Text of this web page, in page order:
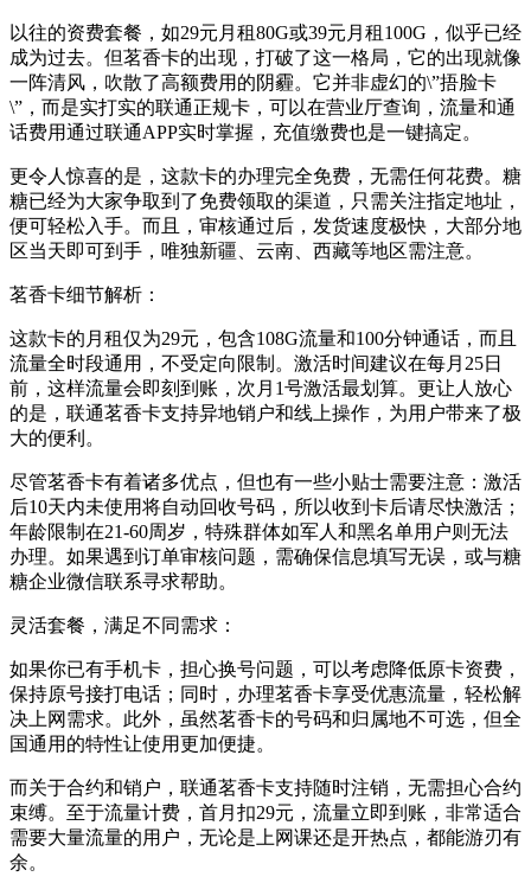
以往的资费套餐，如29元月租80G或39元月租100G，似乎已经
成为过去。但茗香卡的出现，打破了这一格局，它的出现就像
一阵清风，吹散了高额费用的阴霾。它并非虚幻的\”捂脸卡
\”，而是实打实的联通正规卡，可以在营业厅查询，流量和通
话费用通过联通APP实时掌握，充值缴费也是一键搞定。
更令人惊喜的是，这款卡的办理完全免费，无需任何花费。糖
糖已经为大家争取到了免费领取的渠道，只需关注指定地址，
便可轻松入手。而且，审核通过后，发货速度极快，大部分地
区当天即可到手，唯独新疆、云南、西藏等地区需注意。
茗香卡细节解析：
这款卡的月租仅为29元，包含108G流量和100分钟通话，而且
流量全时段通用，不受定向限制。激活时间建议在每月25日
前，这样流量会即刻到账，次月1号激活最划算。更让人放心
的是，联通茗香卡支持异地销户和线上操作，为用户带来了极
大的便利。
尽管茗香卡有着诸多优点，但也有一些小贴士需要注意：激活
后10天内未使用将自动回收号码，所以收到卡后请尽快激活；
年龄限制在21-60周岁，特殊群体如军人和黑名单用户则无法
办理。如果遇到订单审核问题，需确保信息填写无误，或与糖
糖企业微信联系寻求帮助。
灵活套餐，满足不同需求：
如果你已有手机卡，担心换号问题，可以考虑降低原卡资费，
保持原号接打电话；同时，办理茗香卡享受优惠流量，轻松解
决上网需求。此外，虽然茗香卡的号码和归属地不可选，但全
国通用的特性让使用更加便捷。
而关于合约和销户，联通茗香卡支持随时注销，无需担心合约
束缚。至于流量计费，首月扣29元，流量立即到账，非常适合
需要大量流量的用户，无论是上网课还是开热点，都能游刃有
余。